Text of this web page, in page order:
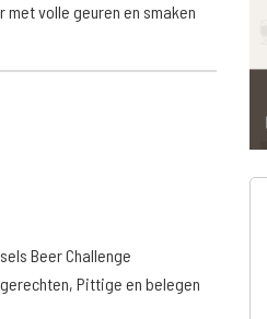
met volle geuren en smaken
Beer Challenge
Pittige en belegen